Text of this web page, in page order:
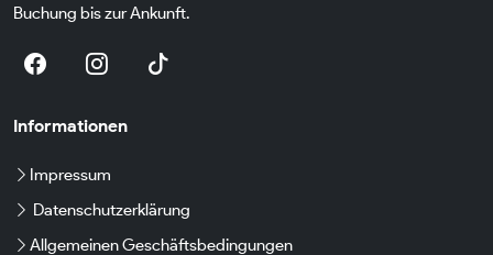
Buchung bis zur Ankunft.
Informationen
Impressum
Datenschutzerklärung
Allgemeinen Geschäftsbedingungen